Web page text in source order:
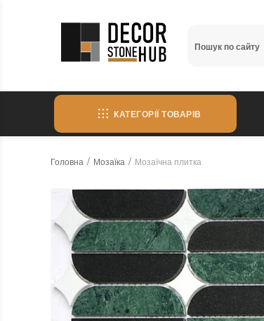
КАТЕГОРІЇ ТОВАРІВ
Головна Мозаїка Мозаїчна плитка